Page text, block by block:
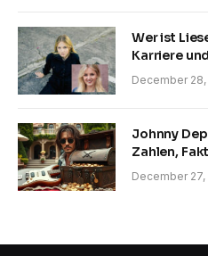
Wer ist
Karriere
December 28,
Johnny
Zahlen,
December 27,